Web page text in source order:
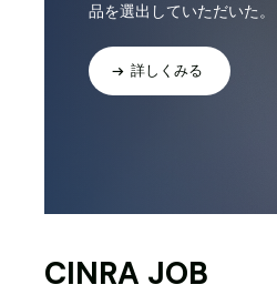
品を選出していただいた。
詳しくみる
CINRA JOB